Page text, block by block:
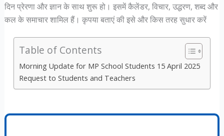
दिन प्रेरणा और ज्ञान के साथ शुरू हो। इसमें कैलेंडर, विचार, उद्धरण, शब्द और
कल के समाचार शामिल हैं। कृपया बताएं की इसे और किस तरह सुधार करें
Table of Contents
Morning Update for MP School Students 15 April 2025
Request to Students and Teachers